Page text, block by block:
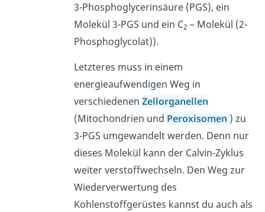
3-Phosphoglycerinsäure (PGS), ein
Molekül 3-PGS und ein C2 – Molekül (2-
Phosphoglycolat)).
Letzteres muss in einem
energieaufwendigen Weg in
verschiedenen Zellorganellen
(Mitochondrien und Peroxisomen ) zu
3-PGS umgewandelt werden. Denn nur
dieses Molekül kann der Calvin-Zyklus
weiter verstoffwechseln. Den Weg zur
Wiederverwertung des
Kohlenstoffgerüstes kannst du auch als